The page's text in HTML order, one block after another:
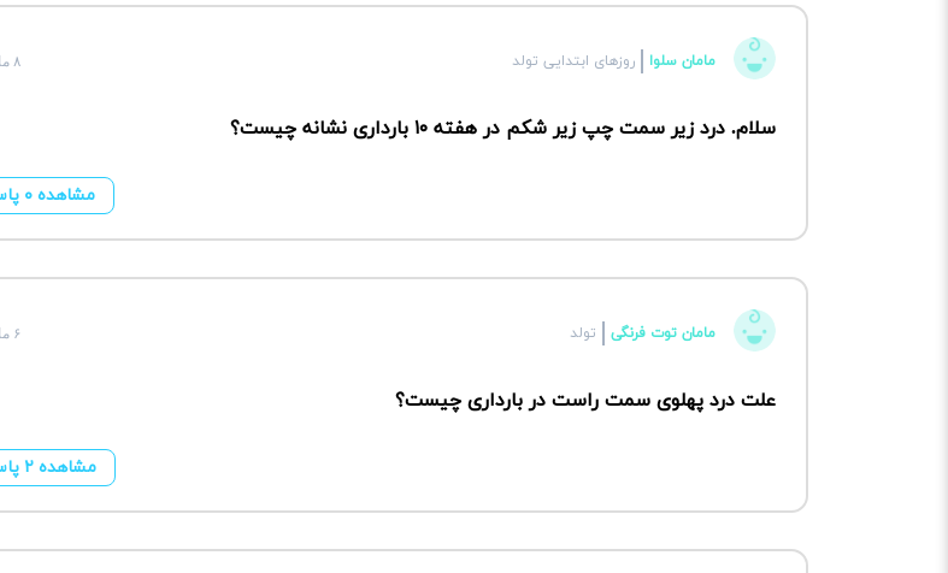
مامان سلوا روزهای ابتدایی تولد ۸ ماه پیش
سلام. درد زیر سمت چپ زیر شکم در هفته ۱۰ بارداری نشانه چیست؟
مشاهده ۰ پاسخ
مامان توت فرنگی تولد ۶ ماه پیش
علت درد پهلوی سمت راست در بارداری چیست؟
مشاهده ۲ پاسخ